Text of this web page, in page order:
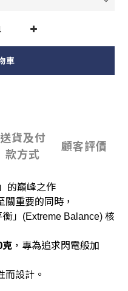
車
送貨及付
款方式
顧客評價
的巔峰之作
重要的同時，
」 (Extreme Balance) 核
克 ，專為追求閃電般加
設計。